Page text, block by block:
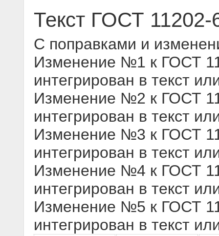
Текст ГОСТ 11202-
С поправками и
Изменение №1 к ГОСТ
интегрирован в текст
Изменение №2 к ГОСТ
интегрирован в текст
Изменение №3 к ГОСТ
интегрирован в текст
Изменение №4 к ГОСТ
интегрирован в текст
Изменение №5 к ГОСТ
интегрирован в текст